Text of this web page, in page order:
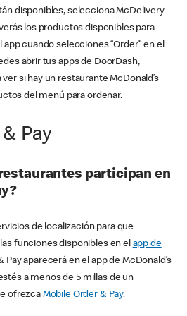
disponibles, selecciona McDelivery
los productos disponibles para
cuando selecciones “Order” en el
abrir tus apps de DoorDash,
si hay un restaurante McDonald’s
del menú para ordenar.
Pay
participan en
de localización para que
funciones disponibles en el app de
Pay aparecerá en el app de McDonald’s
a menos de 5 millas de un
ofrezca Mobile Order & Pay.